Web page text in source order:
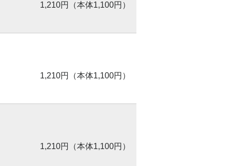
1,210円（本体1,100円）
1,210円（本体1,100円）
1,210円（本体1,100円）